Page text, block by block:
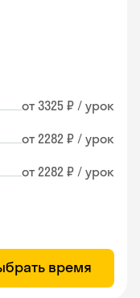
от 3325 ₽ / урок
от 2282 ₽ / урок
от 2282 ₽ / урок
время